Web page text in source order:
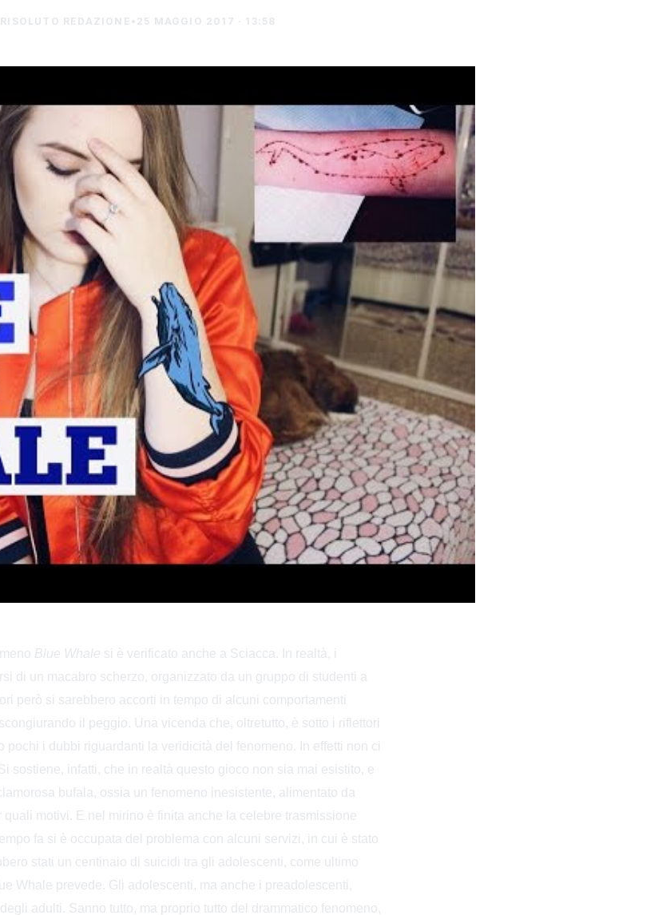
REDAZIONE • 25 MAGGIO 2017 · 13:58
Blue Whale si è verificato anche a Sciacca. In realtà, i
di un macabro scherzo, organizzato da un gruppo di studenti a
però si sarebbero accorti in tempo di alcuni comportamenti
il peggio. Una vicenda che, oltretutto, è sotto i riflettori
pochi i dubbi riguardanti la veridicità del fenomeno. In effetti non ci
sostiene, infatti, che in realtà questo gioco non sia mai esistito, e
bufala, ossia un fenomeno inesistente, alimentato da
motivi. E nel mirino è finita anche la celebre trasmissione
fa si è occupata del problema con alcuni servizi, in cui è stato
stati un centinaio di suicidi tra gli adolescenti, come ultimo
Whale prevede. Gli adolescenti, ma anche i preadolescenti,
adulti. Sanno tutto, ma proprio tutto del drammatico fenomeno,